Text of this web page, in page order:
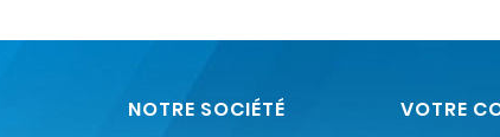
NOTRE SOCIÉTÉ VOTRE